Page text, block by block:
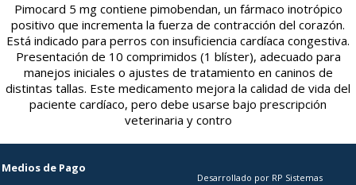
Pimocard 5 mg contiene pimobendan, un fármaco inotrópico
positivo que incrementa la fuerza de contracción del corazón.
Está indicado para perros con insuficiencia cardíaca congestiva.
Presentación de 10 comprimidos (1 blíster), adecuado para
manejos iniciales o ajustes de tratamiento en caninos de
distintas tallas. Este medicamento mejora la calidad de vida del
paciente cardíaco, pero debe usarse bajo prescripción
veterinaria y contro
Medios de Pago
Desarrollado por RP Sistemas